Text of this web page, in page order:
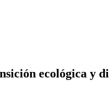
ecológica y